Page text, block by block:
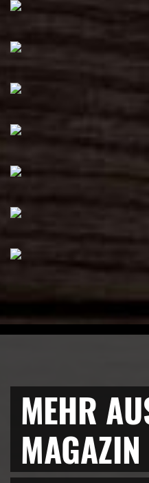
MEHR
MAGAZIN